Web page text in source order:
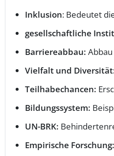
Inklusion: Bedeutet
gesellschaftliche
Barriereabbau:
Vielfalt und
Teilhabechancen:
Bildungssystem:
UN-BRK:
Empirische Forschung: